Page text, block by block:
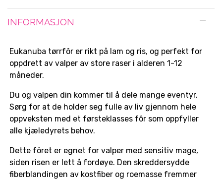
INFORMASJON
Eukanuba tørrfôr er rikt på lam og ris, og perfekt for
oppdrett av valper av store raser i alderen 1-12
måneder.
Du og valpen din kommer til å dele mange eventyr.
Sørg for at de holder seg fulle av liv gjennom hele
oppveksten med et førsteklasses fôr som oppfyller
alle kjæledyrets behov.
Dette fôret er egnet for valper med sensitiv mage,
siden risen er lett å fordøye. Den skreddersydde
fiberblandingen av kostfiber og roemasse fremmer